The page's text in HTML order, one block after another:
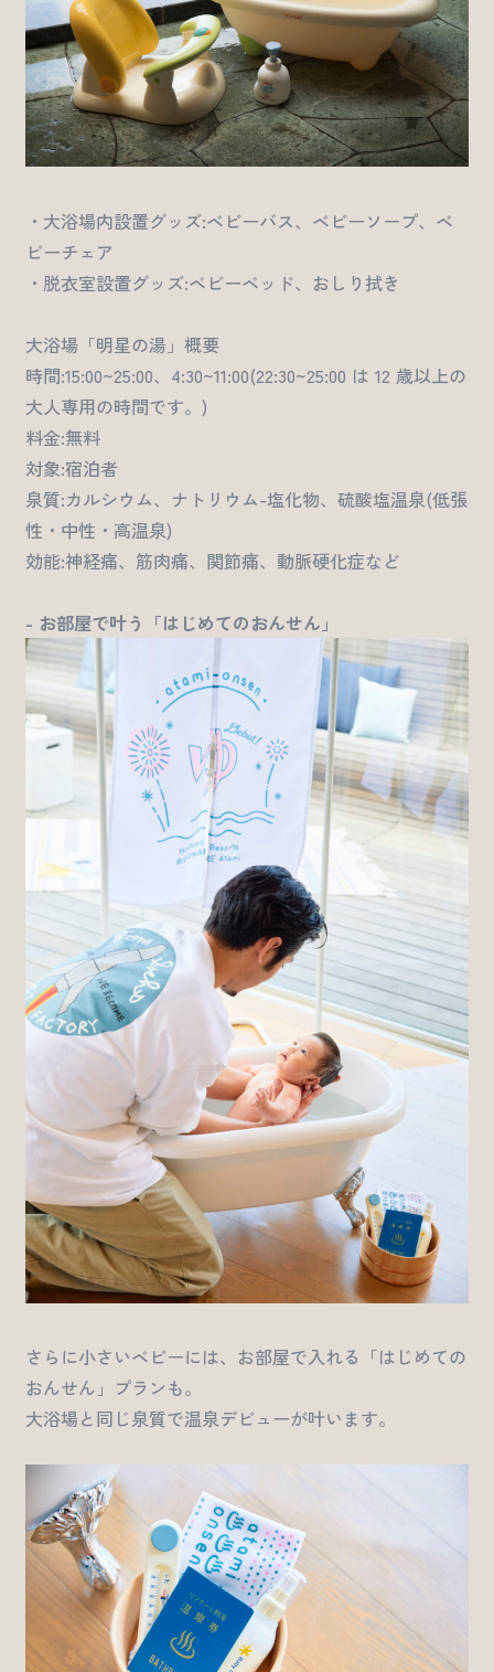
・大浴場内設置グッズ:ベビーバス、ベビーソープ、ベ
ビーチェア
・脱衣室設置グッズ:ベビーベッド、おしり拭き
大浴場「明星の湯」概要
時間:15:00~25:00、4:30~11:00(22:30~25:00 は 12 歳以上の
大人専用の時間です。)
料金:無料
対象:宿泊者
泉質:カルシウム、ナトリウム-塩化物、硫酸塩温泉(低張
性・中性・高温泉)
効能:神経痛、筋肉痛、関節痛、動脈硬化症など
- お部屋で叶う「はじめてのおんせん」
さらに小さいベビーには、お部屋で入れる「はじめての
おんせん」プランも。
大浴場と同じ泉質で温泉デビューが叶います。